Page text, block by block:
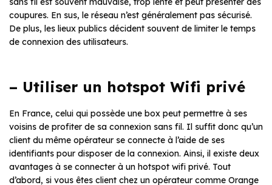
coupures. En sus, le réseau n’est généralement pas sécurisé.
De plus, les lieux publics décident souvent de limiter le temps
de connexion des utilisateurs.
– Utiliser un hotspot Wifi privé
En France, celui qui possède une box peut permettre à ses
voisins de profiter de sa connexion sans fil. Il suffit donc qu’un
client du même opérateur se connecte à l’aide de ses
identifiants pour disposer de la connexion. Ainsi, il existe deux
avantages à se connecter à un hotspot wifi privé. Tout
d’abord, si vous êtes client chez un opérateur comme Orange